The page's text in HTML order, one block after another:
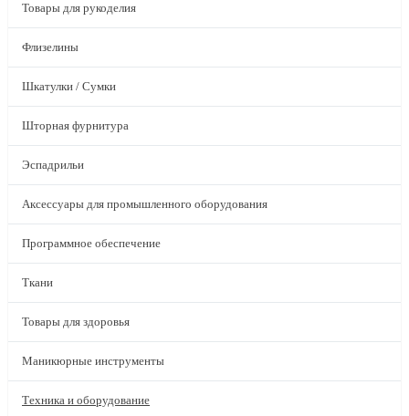
Товары для рукоделия
Флизелины
Шкатулки / Сумки
Шторная фурнитура
Эспадрильи
Аксессуары для промышленного оборудования
Программное обеспечение
Ткани
Товары для здоровья
Маникюрные инструменты
Техника и оборудование